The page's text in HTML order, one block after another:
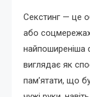
Секстинг — це
або
найпоширеніша
виглядає як
пам’ятати, що